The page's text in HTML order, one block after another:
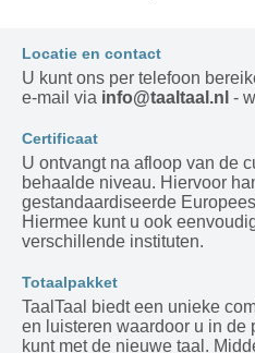
Locatie en contact
U kunt ons per telefoon
e-mail via info@taaltaal.nl -
Certificaat
U ontvangt na afloop van de
behaalde niveau. Hiervoor
gestandaardiseerde
Hiermee kunt u ook
verschillende instituten.
Totaalpakket
TaalTaal biedt een unieke
en luisteren waardoor u in de
kunt met de nieuwe taal.